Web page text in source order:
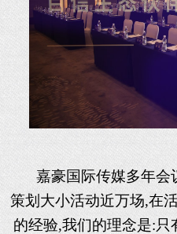
嘉豪国际传媒多年会
策划大小活动近万场,在
的经验,我们的理念是:只